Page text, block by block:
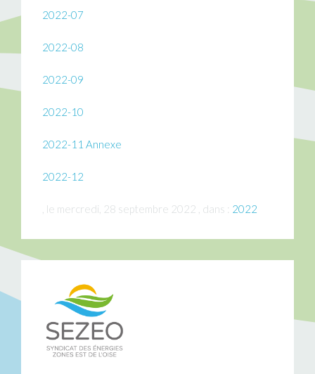
2022-07
2022-08
2022-09
2022-10
2022-11 Annexe
2022-12
, le mercredi, 28 septembre 2022 , dans : 2022